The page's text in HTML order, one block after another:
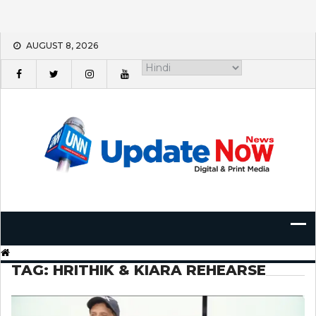
Skip
content
AUGUST 8, 2026
TAG: HRITHIK & KIARA REHEARSE